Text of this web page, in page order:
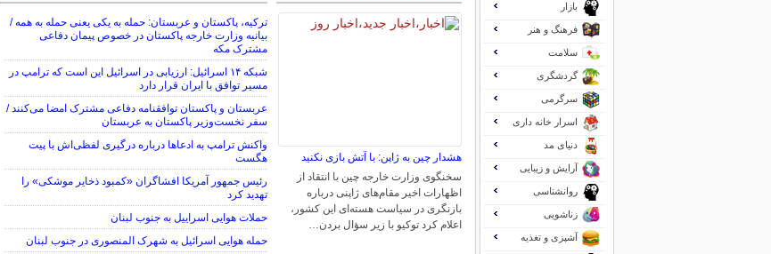
هشدار چین به ژاپن: با آتش بازی نکنید
سخنگوی وزارت خارجه چین با انتقاد از
اظهارات اخیر مقام‌های ژاپنی درباره
بازنگری در سیاست هسته‌ای این کشور،
اعلام کرد توکیو با زیر سؤال بردن…
ترکیه، پاکستان و عربستان: حمله به یکی یعنی حمله به همه /
بیانیه وزارت خارجه پاکستان در خصوص پیمان دفاعی
مشترک مکه
شبکه ۱۴ اسرائیل: ارزیابی در اسرائیل این است که ترامپ در
مسیر توافق با ایران قرار دارد
عربستان و پاکستان توافقنامه دفاعی مشترک امضا می‌کنند /
سفر نخست‌وزیر پاکستان به عربستان
واکنش ترامپ به ادعاها درباره درگیری لفظی‌اش با پیت
هگست
رئیس جمهور آمریکا افشاگران «کمبود ذخایر موشکی» را
تهدید کرد
حملات هوایی اسراییل به جنوب لبنان
حمله هوایی اسرائیل به شهرک المنصوری در جنوب لبنان
بازار
فرهنگ و هنر
سلامت
گردشگری
سرگرمی
اسرار خانه داری
دنیای مد
آرایش و زیبایی
روانشناسی
زناشویی
آشپزی و تغذیه